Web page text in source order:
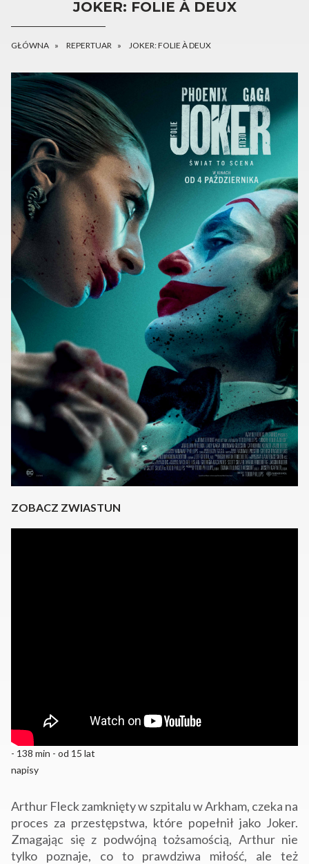
JOKER: FOLIE À DEUX
GŁÓWNA REPERTUAR JOKER: FOLIE À DEUX
ZOBACZ ZWIASTUN
- 138 min - od 15 lat
napisy
Arthur Fleck zamknięty w szpitalu w Arkham, czeka na
proces za przestępstwa, które popełnił jako Joker.
Zmagając się z podwójną tożsamością, Arthur nie
tylko poznaje, co to prawdziwa miłość, ale też